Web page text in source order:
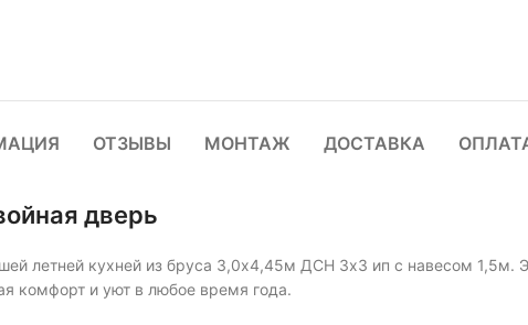
ОТЗЫВЫ МОНТАЖ ДОСТАВКА
дверь
летней кухней из бруса 3,0х4,45м ДСН 3х3 ип с навесом 1,5м.
комфорт и уют в любое время года.